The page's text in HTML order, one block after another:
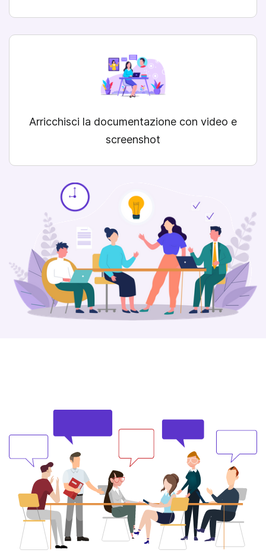
Arricchisci la documentazione con video e
screenshot